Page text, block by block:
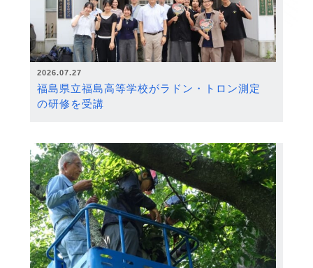
2026.07.27
福島県立福島高等学校がラドン・トロン測定
の研修を受講